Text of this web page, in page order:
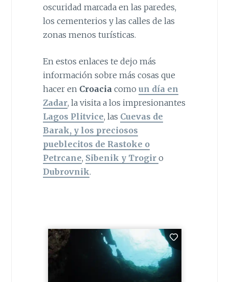
oscuridad marcada en las paredes,
los cementerios y las calles de las
zonas menos turísticas.
En estos enlaces te dejo más
información sobre más cosas que
hacer en Croaciacomo un día en
Zadar, la visita a los impresionantes
Lagos Plitvice, las Cuevas de
Barak, y los preciosos
pueblecitos de Rastoke o
Petrcane, Sibenik y Trogir o
Dubrovnik.